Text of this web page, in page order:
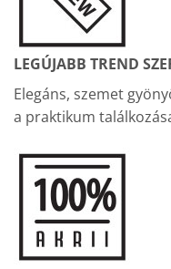
LEGÚJABB TREND
Elegáns, szemet
a praktikum